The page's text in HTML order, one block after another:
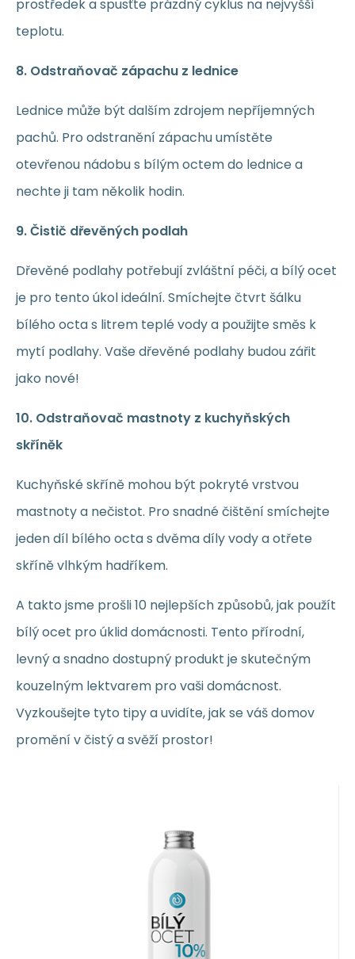
prostředek a spusťte prázdný cyklus na nejvyšší
teplotu.
8. Odstraňovač zápachu z lednice
Lednice může být dalším zdrojem nepříjemných
pachů. Pro odstranění zápachu umístěte
otevřenou nádobu s bílým octem do lednice a
nechte ji tam několik hodin.
9. Čistič dřevěných podlah
Dřevěné podlahy potřebují zvláštní péči, a bílý ocet
je pro tento úkol ideální. Smíchejte čtvrt šálku
bílého octa s litrem teplé vody a použijte směs k
mytí podlahy. Vaše dřevěné podlahy budou zářit
jako nové!
10. Odstraňovač mastnoty z kuchyňských
skříněk
Kuchyňské skříně mohou být pokryté vrstvou
mastnoty a nečistot. Pro snadné čištění smíchejte
jeden díl bílého octa s dvěma díly vody a otřete
skříně vlhkým hadříkem.
A takto jsme prošli 10 nejlepších způsobů, jak použít
bílý ocet pro úklid domácnosti. Tento přírodní,
levný a snadno dostupný produkt je skutečným
kouzelným lektvarem pro vaši domácnost.
Vyzkoušejte tyto tipy a uvidíte, jak se váš domov
promění v čistý a svěží prostor!
Nanolab Biały ocet 10% 1 l
Kod:2300220
Kod dost.:P00526
8594201616242
19.04PLN
PLN
Ulubiony
Porównać
Uczciwy ocetbez koloru wyprodukowany w
Brnie. Niezbędny pomocnik każdej
ekologicznej domowości. Biał